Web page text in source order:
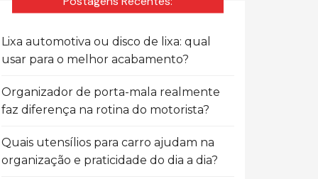
Lixa automotiva ou disco de lixa: qual
usar para o melhor acabamento?
Organizador de porta-mala realmente
faz diferença na rotina do motorista?
Quais utensílios para carro ajudam na
organização e praticidade do dia a dia?